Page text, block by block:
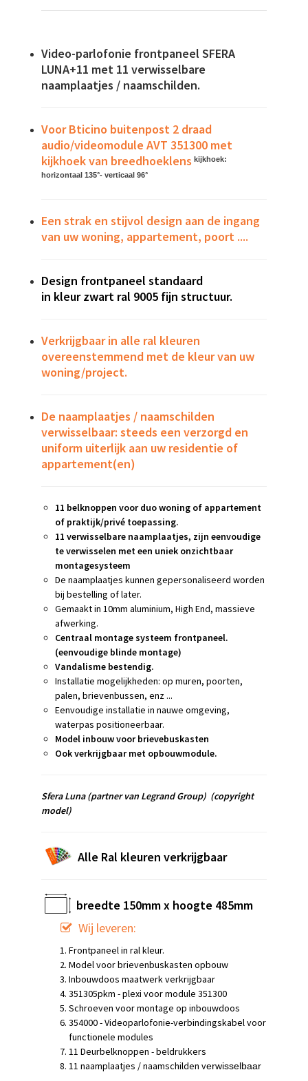
Video-parlofonie frontpaneel SFERA
LUNA+11 met 11 verwisselbare
naamplaatjes / naamschilden.
Voor Bticino buitenpost 2 draad
audio/videomodule AVT 351300 met
kijkhoek van breedhoeklens kijkhoek:
horizontaal 135°- verticaal 96°
Een strak en stijvol design aan de ingang
van uw woning, appartement, poort ....
Design frontpaneel standaard
in kleurzwart ral 9005 fijn structuur.
Verkrijgbaar in alle ral kleuren
overeenstemmend met de kleur van uw
woning/project.
De naamplaatjes / naamschilden
verwisselbaar: steeds een verzorgd en
uniform uiterlijk aan uw residentie of
appartement(en)
11 belknoppen voor duo woning of appartement
of praktijk/privé toepassing.
11 verwisselbare naamplaatjes, zijn eenvoudige
te verwisselen met een uniek onzichtbaar
montagesysteem
De naamplaatjes kunnen gepersonaliseerd worden
bij bestelling of later.
Gemaakt in 10mm aluminium, High End, massieve
afwerking.
Centraal montage systeem frontpaneel.
(eenvoudige blinde montage)
Vandalisme bestendig.
Installatie mogelijkheden: op muren, poorten,
palen, brievenbussen, enz ...
Eenvoudige installatie in nauwe omgeving,
waterpas positioneerbaar.
Model inbouw voor brievebuskasten
Ook verkrijgbaar met opbouwmodule.
Sfera Luna(partner van Legrand Group) (copyright
model)
Alle Ral kleuren verkrijgbaar
breedte 150mm x hoogte 485mm
Wij leveren:
Frontpaneel in ral kleur.
Model voor brievenbuskasten opbouw
Inbouwdoos maatwerk verkrijgbaar
351305pkm - plexi voor module 351300
Schroeven voor montage op inbouwdoos
354000 - Videoparlofonie-verbindingskabel voor
functionele modules
11 Deurbelknoppen - beldrukkers
11 naamplaatjes / naamschilden verwisselbaar